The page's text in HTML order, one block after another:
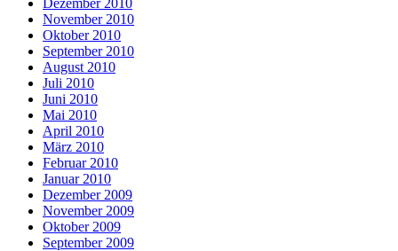
November 2010
Oktober 2010
September 2010
August 2010
Juli 2010
Juni 2010
Mai 2010
April 2010
März 2010
Februar 2010
Januar 2010
Dezember 2009
November 2009
Oktober 2009
September 2009